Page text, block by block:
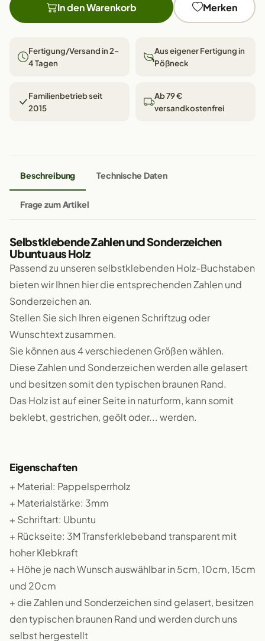
In den Warenkorb Merken
Fertigung/Versand in 2–
4 Tagen
Aus eigener Fertigung in
Pößneck
Familienbetrieb seit
2015
Ab 79 €
versandkostenfrei
Beschreibung Technische Daten
Frage zum Artikel
Selbstklebende Zahlen und Sonderzeichen
Ubuntu aus Holz
Passend zu unseren selbstklebenden Holz-Buchstaben
bieten wir Ihnen hier die entsprechenden Zahlen und
Sonderzeichen an.
Stellen Sie sich Ihren eigenen Schriftzug oder
Wunschtext zusammen.
Sie können aus 4 verschiedenen Größen wählen.
Diese Zahlen und Sonderzeichen werden alle gelasert
und besitzen somit den typischen braunen Rand.
Das Holz ist auf einer Seite in naturform, kann somit
beklebt, gestrichen, geölt oder... werden.
Eigenschaften
+ Material: Pappelsperrholz
+ Materialstärke: 3mm
+ Schriftart: Ubuntu
+ Rückseite: 3M Transferklebeband transparent mit
hoher Klebkraft
+ Höhe je nach Wunsch auswählbar in 5cm, 10cm, 15cm
und 20cm
+ die Zahlen und Sonderzeichen sind gelasert, besitzen
den typischen braunen Rand und werden durch uns
selbst hergestellt